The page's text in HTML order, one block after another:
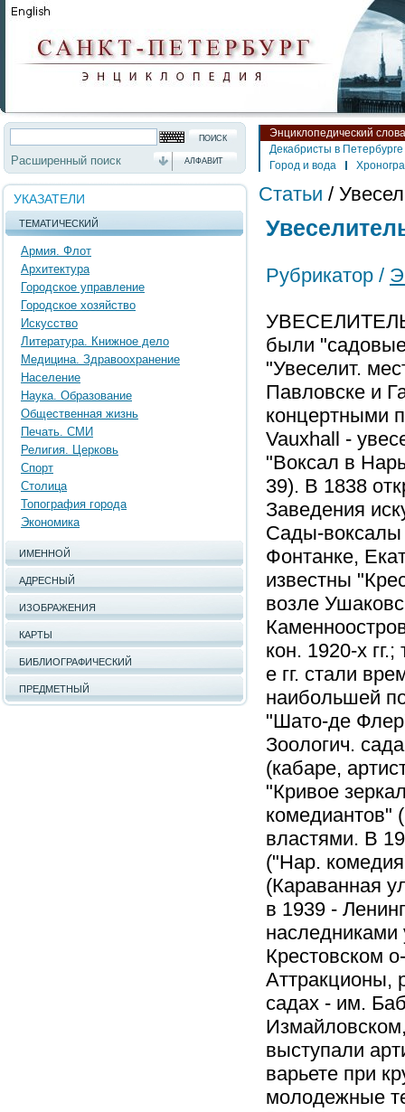
Расширенный поиск АЛФАВИТ
УКАЗАТЕЛИ
ТЕМАТИЧЕСКИЙ
Армия. Флот
Архитектура
Городское управление
Городское хозяйство
Искусство
Литература. Книжное дело
Медицина. Здравоохранение
Население
Наука. Образование
Общественная жизнь
Печать. СМИ
Религия. Церковь
Спорт
Столица
Топография города
Экономика
ИМЕННОЙ
АДРЕСНЫЙ
ИЗОБРАЖЕНИЯ
КАРТЫ
БИБЛИОГРАФИЧЕСКИЙ
ПРЕДМЕТНЫЙ
Энциклопедический
Декабристы в Петербурге
Город и вода
Статьи /
Рубрикатор /
были
"Увеселит.
Павловске и
концертными
Vauxhall -
"Воксал в
39). В 1838
Заведения
Сады-воксалы
Фонтанке,
известны
возле
кон. 1920-х
е гг. стали
наибольшей
"Шато-де
Зоологич.
(кабаре,
"Кривое
комедиантов"
властями. В
("Нар.
(Караванная
в 1939 -
Крестовском
Аттракционы,
садах - им.
выступали
варьете при
молодежные